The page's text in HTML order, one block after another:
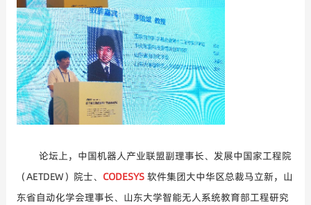
论坛上，中国机器人产业联盟副理事长、发展中国家工程院
（AETDEW）院士、 CODESYS 软件集团大中华区总裁马立新，山
东省自动化学会理事长、山东大学智能无人系统教育部工程研究